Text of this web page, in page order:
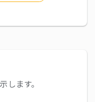
します。